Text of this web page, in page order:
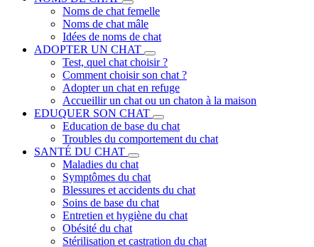
Noms de chat femelle
Noms de chat mâle
Idées de noms de chat
ADOPTER UN CHAT
Test, quel chat choisir ?
Comment choisir son chat ?
Adopter un chat en refuge
Accueillir un chat ou un chaton à la maison
EDUQUER SON CHAT
Education de base du chat
Troubles du comportement du chat
SANTÉ DU CHAT
Maladies du chat
Symptômes du chat
Blessures et accidents du chat
Soins de base du chat
Entretien et hygiène du chat
Obésité du chat
Stérilisation et castration du chat